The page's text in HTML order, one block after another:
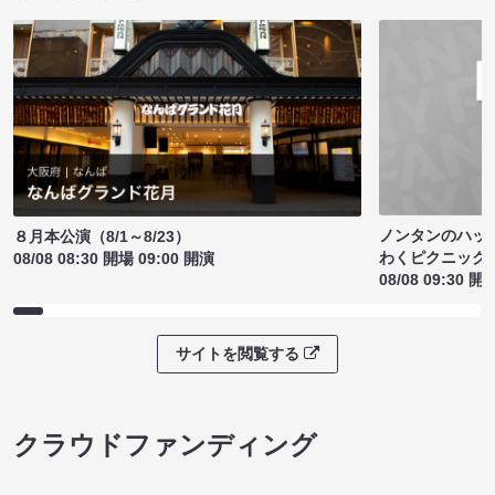
８月本公演（8/1～8/23）
08/08 08:30 開場 09:00 開演
ノンタンのハッ
わくピクニック
08/08 09:30 開
サイトを閲覧する
クラウドファンディング